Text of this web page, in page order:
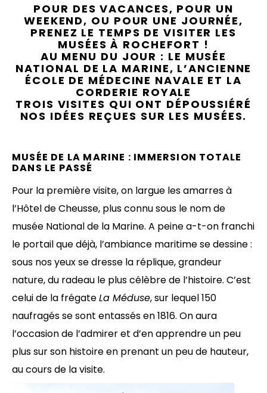
POUR DES VACANCES, POUR UN
WEEKEND, OU POUR UNE JOURNÉE,
PRENEZ LE TEMPS DE VISITER LES
MUSÉES À ROCHEFORT !
AU MENU DU JOUR : LE MUSÉE
NATIONAL DE LA MARINE, L’ANCIENNE
ÉCOLE DE MÉDECINE NAVALE ET LA
CORDERIE ROYALE
TROIS VISITES QUI ONT DÉPOUSSIÉRÉ
NOS IDÉES REÇUES SUR LES MUSÉES.
MUSÉE DE LA MARINE : IMMERSION TOTALE
DANS LE PASSÉ
Pour la première visite, on largue les amarres à
l’Hôtel de Cheusse, plus connu sous le nom de
musée National de la Marine. A peine a-t-on franchi
le portail que déjà, l’ambiance maritime se dessine :
sous nos yeux se dresse la réplique, grandeur
nature, du radeau le plus célèbre de l’histoire. C’est
celui de la frégateLa Méduse, sur lequel 150
naufragés se sont entassés en 1816. On aura
l’occasion de l’admirer et d’en apprendre un peu
plus sur son histoire en prenant un peu de hauteur,
au cours de la visite.